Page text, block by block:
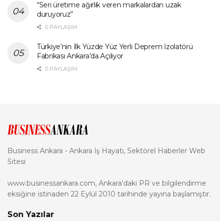
“Seri üretime ağırlık veren markalardan uzak
duruyoruz”
0 PAYLAŞIM
Türkiye’nin İlk Yüzde Yüz Yerli Deprem İzolatörü
Fabrikası Ankara’da Açılıyor
0 PAYLAŞIM
Business Ankara - Ankara İş Hayatı, Sektörel Haberler Web
Sitesi
www.businessankara.com, Ankara'daki PR ve bilgilendirme
eksiğine istinaden 22 Eylül 2010 tarihinde yayına başlamıştır.
Son Yazılar